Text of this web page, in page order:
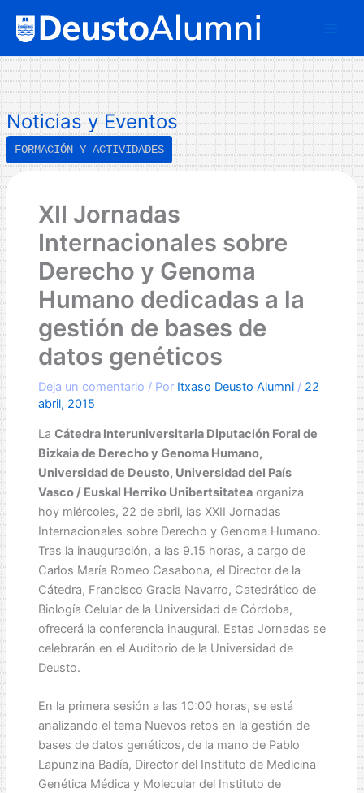
u
s
c
a
r
Noticias y Eventos
FORMACIÓN Y ACTIVIDADES
XII Jornadas
Internacionales sobre
Derecho y Genoma
Humano dedicadas a la
gestión de bases de
datos genéticos
Deja un comentario / Por Itxaso Deusto Alumni / 22
abril, 2015
La Cátedra Interuniversitaria Diputación Foral de
Bizkaia de Derecho y Genoma Humano,
Universidad de Deusto, Universidad del País
Vasco / Euskal Herriko Unibertsitateaorganiza
hoy miércoles, 22 de abril, las XXII Jornadas
Internacionales sobre Derecho y Genoma Humano.
Tras la inauguración, a las 9.15 horas, a cargo de
Carlos María Romeo Casabona, el Director de la
Cátedra, Francisco Gracia Navarro, Catedrático de
Biología Celular de la Universidad de Córdoba,
ofrecerá la conferencia inaugural. Estas Jornadas se
celebrarán en el Auditorio de la Universidad de
Deusto.
En la primera sesión a las 10:00 horas, se está
analizando el tema Nuevos retos en la gestión de
bases de datos genéticos, de la mano de Pablo
Lapunzina Badía, Director del Instituto de Medicina
Genética Médica y Molecular del Instituto de